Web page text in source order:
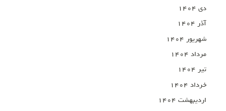
دی ۱۴۰۴
آذر ۱۴۰۴
شهریور ۱۴۰۴
مرداد ۱۴۰۴
تیر ۱۴۰۴
خرداد ۱۴۰۴
اردیبهشت ۱۴۰۴